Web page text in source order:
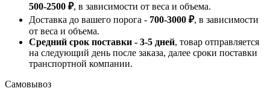
500-2500 ₽, в зависимости от веса и объема.
Доставка до вашего порога - 700-3000 ₽, в зависимости
от веса и объема.
Средний срок поставки - 3-5 дней, товар отправляется
на следующий день после заказа, далее сроки поставки
транспортной компании.
Самовывоз